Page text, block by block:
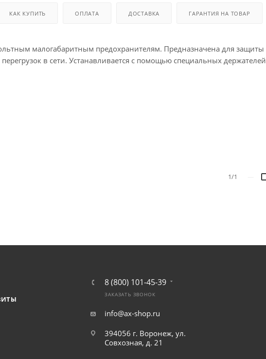
КАК КУПИТЬ ОПЛАТА ДОСТАВКА ГАРАНТИЯ НА ТОВАР
малогабаритным предохранителям. Предназначена для защиты
в сети. Устанавливается с помощью специальных держателей
1/1
8 (800) 101-45-39
ЗАКАЗАТЬ ЗВОНОК
info@ax-shop.ru
394056 г. Воронеж, ул.
Совхозная, д. 21